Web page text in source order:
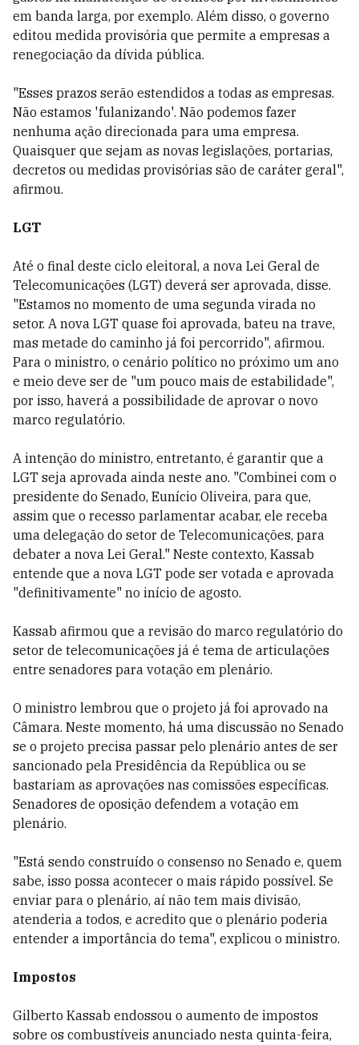
em banda larga, por exemplo. Além disso, o governo
editou medida provisória que permite a empresas a
renegociação da dívida pública.
"Esses prazos serão estendidos a todas as empresas.
Não estamos 'fulanizando'. Não podemos fazer
nenhuma ação direcionada para uma empresa.
Quaisquer que sejam as novas legislações, portarias,
decretos ou medidas provisórias são de caráter geral",
afirmou.
LGT
Até o final deste ciclo eleitoral, a nova Lei Geral de
Telecomunicações (LGT) deverá ser aprovada, disse.
"Estamos no momento de uma segunda virada no
setor. A nova LGT quase foi aprovada, bateu na trave,
mas metade do caminho já foi percorrido", afirmou.
Para o ministro, o cenário político no próximo um ano
e meio deve ser de "um pouco mais de estabilidade",
por isso, haverá a possibilidade de aprovar o novo
marco regulatório.
A intenção do ministro, entretanto, é garantir que a
LGT seja aprovada ainda neste ano. "Combinei com o
presidente do Senado, Eunício Oliveira, para que,
assim que o recesso parlamentar acabar, ele receba
uma delegação do setor de Telecomunicações, para
debater a nova Lei Geral." Neste contexto, Kassab
entende que a nova LGT pode ser votada e aprovada
"definitivamente" no início de agosto.
Kassab afirmou que a revisão do marco regulatório do
setor de telecomunicações já é tema de articulações
entre senadores para votação em plenário.
O ministro lembrou que o projeto já foi aprovado na
Câmara. Neste momento, há uma discussão no Senado
se o projeto precisa passar pelo plenário antes de ser
sancionado pela Presidência da República ou se
bastariam as aprovações nas comissões específicas.
Senadores de oposição defendem a votação em
plenário.
"Está sendo construído o consenso no Senado e, quem
sabe, isso possa acontecer o mais rápido possível. Se
enviar para o plenário, aí não tem mais divisão,
atenderia a todos, e acredito que o plenário poderia
entender a importância do tema", explicou o ministro.
Impostos
Gilberto Kassab endossou o aumento de impostos
sobre os combustíveis anunciado nesta quinta-feira,